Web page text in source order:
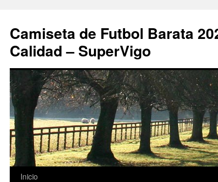
Camiseta de Futbol Barata
Calidad – SuperVigo
Saltar
Inicio